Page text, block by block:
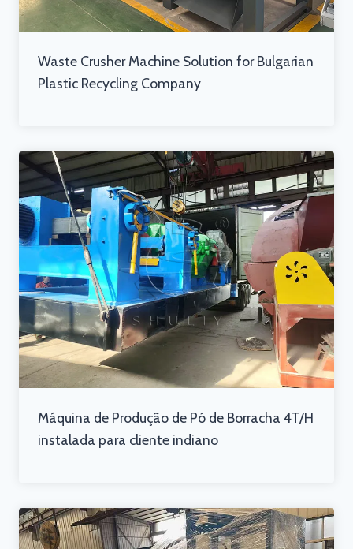
Waste Crusher Machine Solution for Bulgarian
Plastic Recycling Company
Máquina de Produção de Pó de Borracha 4T/H
instalada para cliente indiano